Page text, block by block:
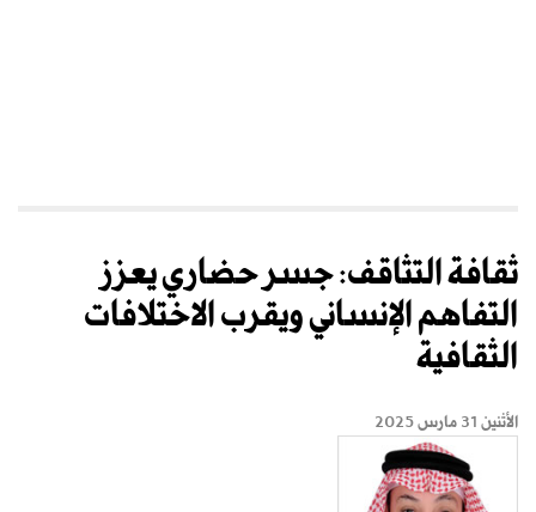
ثقافة التثاقف: جسر حضاري يعزز
التفاهم الإنساني ويقرب الاختلافات
الثقافية
الأثنين 31 مارس 2025